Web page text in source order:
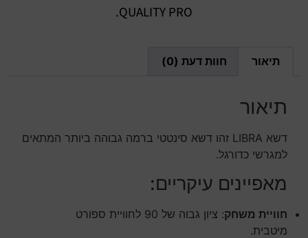
QUALITY PRO.
תיאור חוות דעת (0)
תיאור
דשא LIBRA זהו דשא סינטטי ברמה גבוהה ביותר המתאים
למגרשי כדורגל.
מאפיינים עיקריים:
חוויית משחק
: ציון גבוה של 90 לחוויית ספורט
מיטבית.